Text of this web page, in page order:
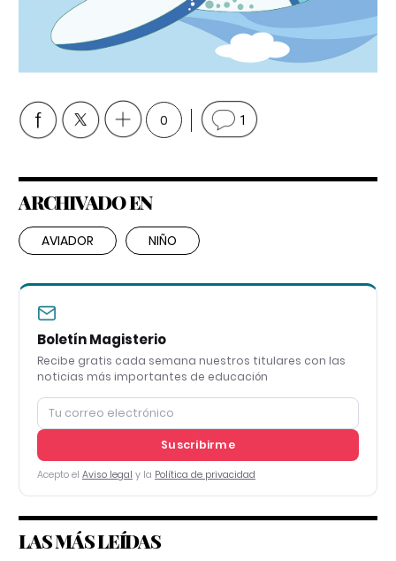
0 1
ARCHIVADO EN
AVIADOR NIÑO
Boletín Magisterio
Recibe gratis cada semana nuestros titulares con las
noticias más importantes de educación
Suscribirme
Acepto el Aviso legal y la Política de privacidad
LAS MÁS LEÍDAS